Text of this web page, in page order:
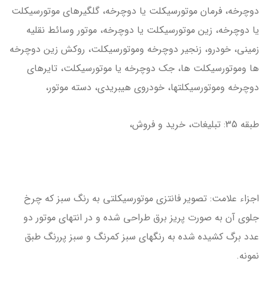
دوچرخه، فرمان موتورسيكلت يا دوچرخه، گلگيرهاي موتورسيكلت
يا دوچرخه، زين موتورسيكلت يا دوچرخه، موتور وسائط نقليه
زميني، خودرو، زنجير دوچرخه وموتورسيكلت، روكش زين دوچرخه
ها وموتورسيكلت ها، جك دوچرخه يا موتورسيكلت، تايرهاي
دوچرخه وموتورسيكلتها، خودروي هيبريدي، دسته موتور،
طبقه 35: تبليغات، خريد و فروش،
اجزاء علامت: تصوير فانتزي موتورسيكلتي به رنگ سبز كه چرخ
جلوي آن به صورت پريز برق طراحي شده و در انتهاي موتور دو
عدد برگ كشيده شده به رنگهاي سبز كمرنگ و سبز پررنگ طبق
نمونه.